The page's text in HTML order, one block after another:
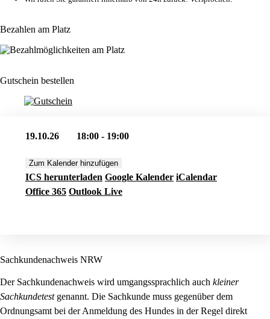
Bezahlen am Platz
Gutschein bestellen
19.10.26 18:00 - 19:00
Zum Kalender hinzufügen
ICS herunterladen Google Kalender iCalendar
Office 365 Outlook Live
Sachkundenachweis NRW
Der Sachkundenachweis wird umgangssprachlich auch kleiner
Sachkundetestgenannt. Die Sachkunde muss gegenüber dem
Ordnungsamt bei der Anmeldung des Hundes in der Regel direkt